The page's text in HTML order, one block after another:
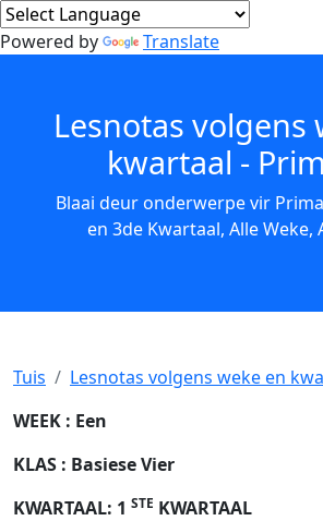
Powered by Translate
Lesnotas volgens
kwartaal -
Blaai deur onderwerpe vir
en 3de Kwartaal, Alle Weke,
Tuis Lesnotas volgens weke en
WEEK : Een
KLAS : Basiese Vier
KWARTAAL: 1 STE KWARTAAL